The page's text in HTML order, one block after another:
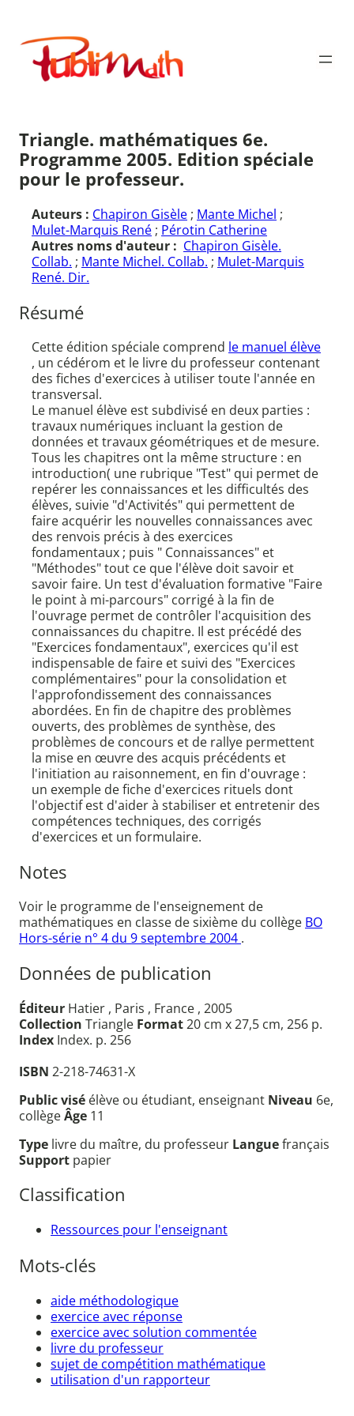
contenu
Publimath
Triangle. mathématiques 6e.
Programme 2005. Edition spéciale
pour le professeur.
Auteurs : Chapiron Gisèle ; Mante Michel ;
Mulet-Marquis René ; Pérotin Catherine
Autres noms d'auteur : Chapiron Gisèle.
Collab. ; Mante Michel. Collab. ; Mulet-Marquis
René. Dir.
Résumé
Cette édition spéciale comprend le manuel élève
, un cédérom et le livre du professeur contenant
des fiches d'exercices à utiliser toute l'année en
transversal.
Le manuel élève est subdivisé en deux parties :
travaux numériques incluant la gestion de
données et travaux géométriques et de mesure.
Tous les chapitres ont la même structure : en
introduction( une rubrique "Test" qui permet de
repérer les connaissances et les difficultés des
élèves, suivie "d'Activités" qui permettent de
faire acquérir les nouvelles connaissances avec
des renvois précis à des exercices
fondamentaux ; puis " Connaissances" et
"Méthodes" tout ce que l'élève doit savoir et
savoir faire. Un test d'évaluation formative "Faire
le point à mi-parcours" corrigé à la fin de
l'ouvrage permet de contrôler l'acquisition des
connaissances du chapitre. Il est précédé des
"Exercices fondamentaux", exercices qu'il est
indispensable de faire et suivi des "Exercices
complémentaires" pour la consolidation et
l'approfondissement des connaissances
abordées. En fin de chapitre des problèmes
ouverts, des problèmes de synthèse, des
problèmes de concours et de rallye permettent
la mise en œuvre des acquis précédents et
l'initiation au raisonnement, en fin d'ouvrage :
un exemple de fiche d'exercices rituels dont
l'objectif est d'aider à stabiliser et entretenir des
compétences techniques, des corrigés
d'exercices et un formulaire.
Notes
Voir le programme de l'enseignement de
mathématiques en classe de sixième du collège BO
Hors-série n° 4 du 9 septembre 2004 .
Données de publication
Éditeur Hatier , Paris , France , 2005
Collection Triangle Format20 cm x 27,5 cm, 256 p.
Index Index. p. 256
ISBN 2-218-74631-X
Public visé élève ou étudiant, enseignant Niveau 6e,
collègeÂge 11
Type livre du maître, du professeur Languefrançais
Support papier
Classification
Ressources pour l'enseignant
Mots-clés
aide méthodologique
exercice avec réponse
exercice avec solution commentée
livre du professeur
sujet de compétition mathématique
utilisation d'un rapporteur